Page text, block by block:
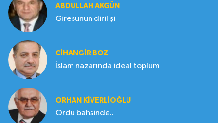
ABDULLAH AKGÜN
Giresunun dirilişi
CIHANGIR BOZ
İslam nazarında ideal toplum
ORHAN KIVERLIOĞLU
Ordu bahsinde..